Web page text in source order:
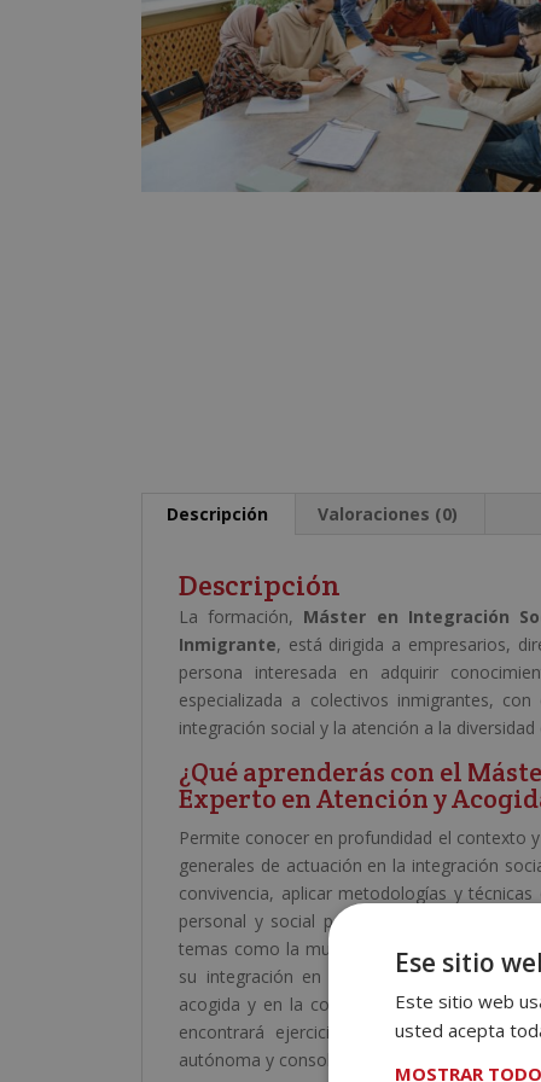
Descripción Valoraciones (0)
Descripción
La formación, Máster en Integración
Inmigrante, está dirigida a empresarios,
persona interesada en adquirir
especializada a colectivos inmigrantes,
integración social y la atención a la diversidad
¿Qué aprenderás con el
Experto en Atención y
Permite conocer en profundidad el contexto
generales de actuación en la integración
convivencia, aplicar metodologías y
personal y social para facilitar la inclusión.
temas como la mujer e inmigración, la
su integración en la sociedad. También
acogida y en la coordinación con
encontrará ejercicios de autoevaluación
autónoma y consolidar los conocimientos
Ese sitio
Este sitio web
usted acepta
MOSTRAR